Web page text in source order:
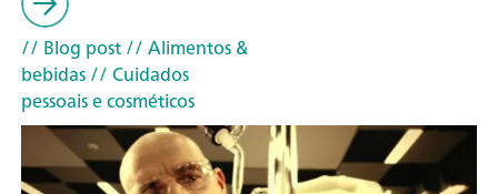
// Blog post// Alimentos &
bebidas// Cuidados
pessoais e cosméticos